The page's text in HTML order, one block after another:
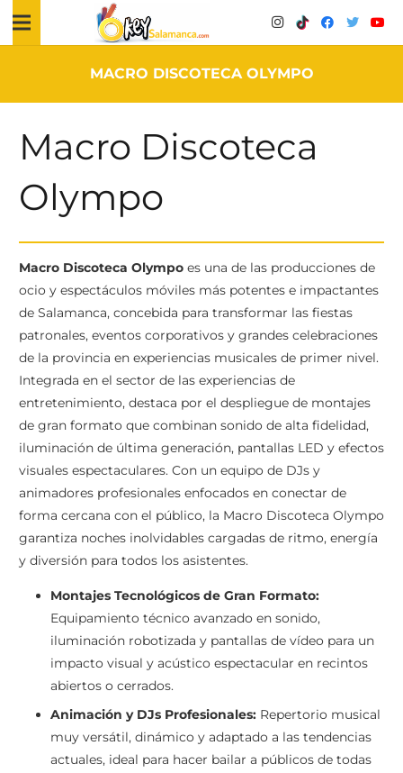
MACRO DISCOTECA OLYMPO
Macro Discoteca
Olympo
Macro Discoteca Olympo es una de las producciones de
ocio y espectáculos móviles más potentes e impactantes
de Salamanca, concebida para transformar las fiestas
patronales, eventos corporativos y grandes celebraciones
de la provincia en experiencias musicales de primer nivel.
Integrada en el sector de las experiencias de
entretenimiento, destaca por el despliegue de montajes
de gran formato que combinan sonido de alta fidelidad,
iluminación de última generación, pantallas LED y efectos
visuales espectaculares. Con un equipo de DJs y
animadores profesionales enfocados en conectar de
forma cercana con el público, la Macro Discoteca Olympo
garantiza noches inolvidables cargadas de ritmo, energía
y diversión para todos los asistentes.
Montajes Tecnológicos de Gran Formato:
Equipamiento técnico avanzado en sonido,
iluminación robotizada y pantallas de vídeo para un
impacto visual y acústico espectacular en recintos
abiertos o cerrados.
Animación y DJs Profesionales: Repertorio musical
muy versátil, dinámico y adaptado a las tendencias
actuales, ideal para hacer bailar a públicos de todas